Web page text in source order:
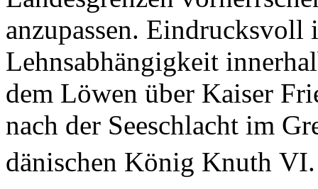
anzupassen. Eindrucksvoll
Lehnsabhängigkeit
dem Löwen über Kaiser
nach der Seeschlacht im
dänischen König Knuth